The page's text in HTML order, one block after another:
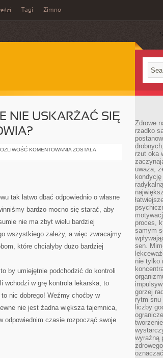
Tagi Zimno
NIE USKARŻAĆ SIĘ
KOMENTOWANIA CO
STAN
WŁASNEGO
ZOSTAŁA
tak łatwo dbać odpowiednio o własne
bardzo mocno się starać, aby
nie ma zbyt wielu bardziej
wszystkiego zależy, a więc zwracajmy
które chciałyby dużo bardziej
by umiejętnie podchodzić do kontroli
wchodzi w grę kontrola lekarska, to
nic dobrego! Weźmy choćby w
nie jest żadna większa tajemnica,
odpowiednim czasie rozpocząć swoje
Zdrowe
rzadko
rzut oka
uważa,
proces,
samym
sen.
nie tylko
gorzej
rytm snu
liczby
wyraźną